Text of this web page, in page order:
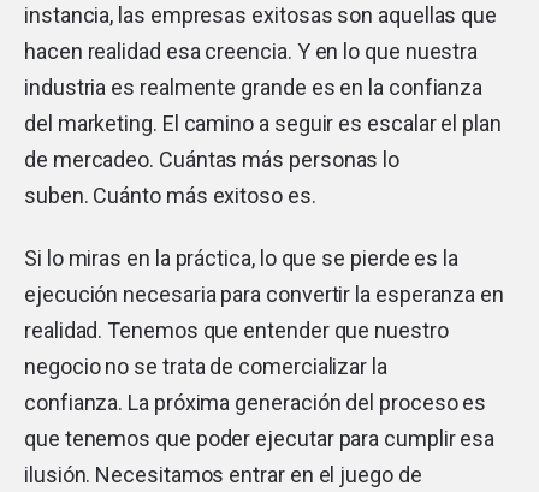
instancia, las empresas exitosas son aquellas que
hacen realidad esa creencia. Y en lo que nuestra
industria es realmente grande es en la confianza
del marketing. El camino a seguir es escalar el plan
de mercadeo. Cuántas más personas lo
suben. Cuánto más exitoso es.
Si lo miras en la práctica, lo que se pierde es la
ejecución necesaria para convertir la esperanza en
realidad. Tenemos que entender que nuestro
negocio no se trata de comercializar la
confianza. La próxima generación del proceso es
que tenemos que poder ejecutar para cumplir esa
ilusión. Necesitamos entrar en el juego de